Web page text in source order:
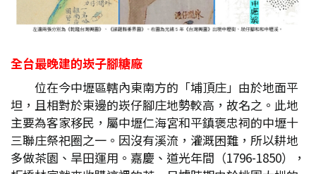
全台最晚建的崁子腳糖廠
位在今中壢區轄內東南方的「埔頂庄」由於地面平
坦，且相對於東邊的崁仔腳庄地勢較高，故名之。此地
主要為客家移民，屬中壢仁海宮和平鎮褒忠祠的中壢十
三聯庄祭祀圈之一。因沒有溪流，灌溉困難，所以耕地
多做茶園、旱田運用。嘉慶、道光年間（1796-1850），